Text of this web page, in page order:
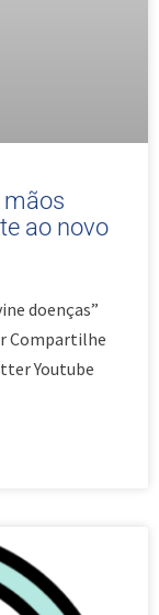
mãos
ao novo
doenças”
Compartilhe
Youtube